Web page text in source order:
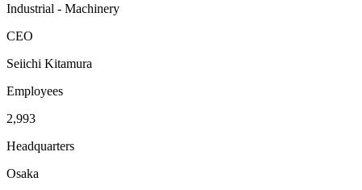
Industrial - Machinery
CEO
Seiichi Kitamura
Employees
2,993
Headquarters
Osaka